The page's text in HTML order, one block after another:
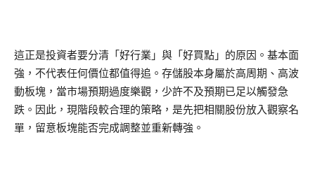
這正是投資者要分清「好行業」與「好買點」的原因。基本面
強，不代表任何價位都值得追。存儲股本身屬於高周期、高波
動板塊，當市場預期過度樂觀，少許不及預期已足以觸發急
跌。因此，現階段較合理的策略，是先把相關股份放入觀察名
單，留意板塊能否完成調整並重新轉強。